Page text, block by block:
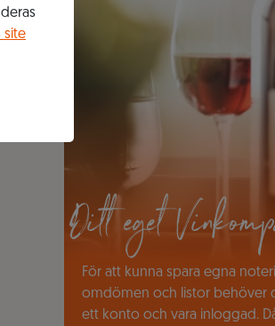
Ditt eget
För att kunna spara egna
omdömen och listor behöver
ett konto och vara inloggad.
site